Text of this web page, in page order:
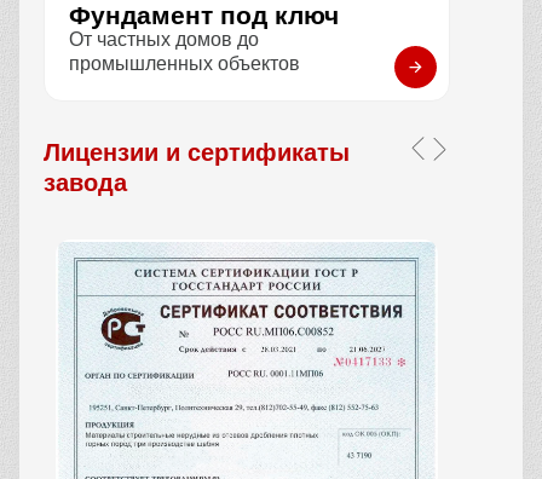
Фундамент под ключ
От частных домов до
промышленных объектов
Лицензии и сертификаты
завода